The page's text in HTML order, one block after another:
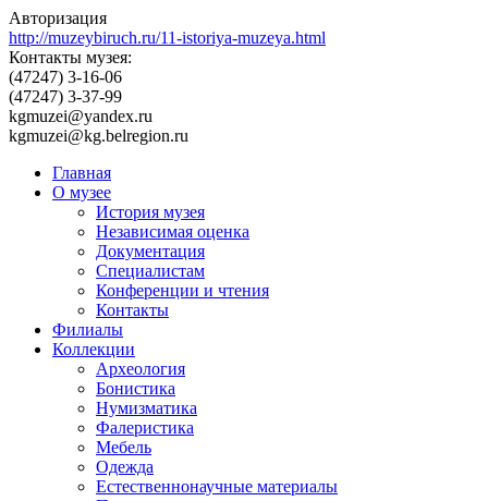
Авторизация
http://muzeybiruch.ru/11-istoriya-muzeya.html
Контакты музея:
(47247) 3-16-06
(47247) 3-37-99
kgmuzei@yandex.ru
kgmuzei@kg.belregion.ru
Главная
О музее
История музея
Независимая оценка
Документация
Специалистам
Конференции и чтения
Контакты
Филиалы
Коллекции
Археология
Бонистика
Нумизматика
Фалеристика
Мебель
Одежда
Естественнонаучные материалы